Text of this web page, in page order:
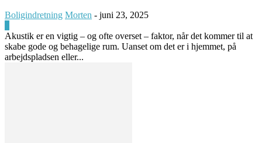
Boligindretning Morten - juni 23, 2025
Akustik er en vigtig – og ofte overset – faktor, når det kommer til at
skabe gode og behagelige rum. Uanset om det er i hjemmet, på
arbejdspladsen eller...